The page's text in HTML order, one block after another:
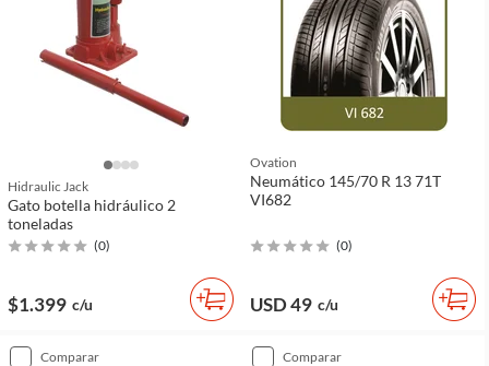
Hidraulic Jack
Gato botella hidráulico 2
toneladas
(0)
$1.399 c/u
Ovation
Neumático 145/70 R 13 71T
VI682
(0)
USD 49 c/u
comparar comparar